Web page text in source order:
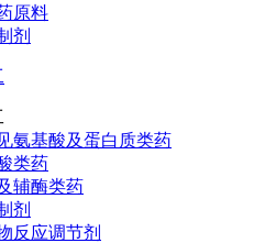
原料
剂
氨基酸及蛋白质类药
类药
辅酶类药
剂
反应调节剂